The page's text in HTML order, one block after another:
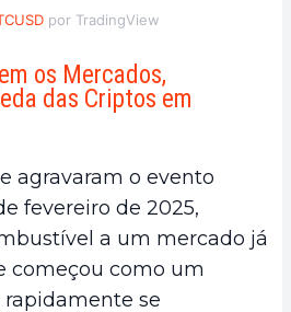
por TradingView
os Mercados,
das Criptos em
agravaram o evento
fevereiro de 2025,
a um mercado já
começou como um
se